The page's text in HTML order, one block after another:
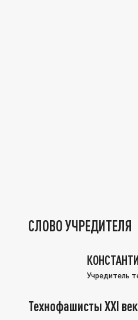
СЛОВО УЧРЕДИТЕЛЯ
Учредитель
Технофашисты XXI